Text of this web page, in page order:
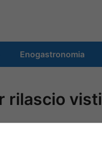
Enogastronomia
rilascio visti